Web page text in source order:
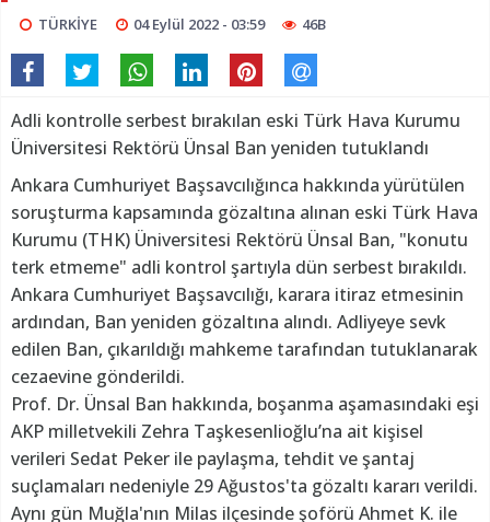
TÜRKİYE 04 Eylül 2022 - 03:59 46B
Adli kontrolle serbest bırakılan eski Türk Hava Kurumu
Üniversitesi Rektörü Ünsal Ban yeniden tutuklandı
Ankara Cumhuriyet Başsavcılığınca hakkında yürütülen
soruşturma kapsamında gözaltına alınan eski Türk Hava
Kurumu (THK) Üniversitesi Rektörü Ünsal Ban, "konutu
terk etmeme" adli kontrol şartıyla dün serbest bırakıldı.
Ankara Cumhuriyet Başsavcılığı, karara itiraz etmesinin
ardından, Ban yeniden gözaltına alındı. Adliyeye sevk
edilen Ban, çıkarıldığı mahkeme tarafından tutuklanarak
cezaevine gönderildi.
Prof. Dr. Ünsal Ban hakkında, boşanma aşamasındaki eşi
AKP milletvekili Zehra Taşkesenlioğlu’na ait kişisel
verileri Sedat Peker ile paylaşma, tehdit ve şantaj
suçlamaları nedeniyle 29 Ağustos'ta gözaltı kararı verildi.
Aynı gün Muğla'nın Milas ilçesinde şoförü Ahmet K. ile